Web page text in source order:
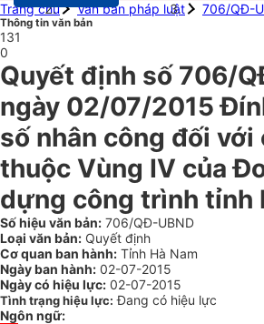
Trang chủ
Văn bản pháp luật 706/QĐ-
Thông tin văn bản
131
0
Quyết định số 706/
ngày 02/07/2015
số nhân công đối với
thuộc Vùng IV của
dựng công trình tỉnh
Số hiệu văn bản: 706/QĐ-UBND
Loại văn bản: Quyết định
Cơ quan ban hành: Tỉnh Hà Nam
Ngày ban hành: 02-07-2015
Ngày có hiệu lực: 02-07-2015
Tình trạng hiệu lực: Đang có hiệu lực
Ngôn ngữ: